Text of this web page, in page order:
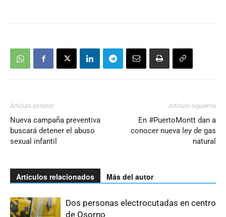
Artículo anterior
Nueva campaña preventiva
buscará detener el abuso
sexual infantil
Artículo siguiente
En #PuertoMontt dan a
conocer nueva ley de gas
natural
Artículos relacionados Más del autor
Dos personas electrocutadas en centro
de Osorno